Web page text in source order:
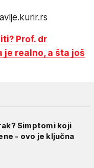
Prof. dr
realno, a šta još
Simptomi koji
- ovo je ključna